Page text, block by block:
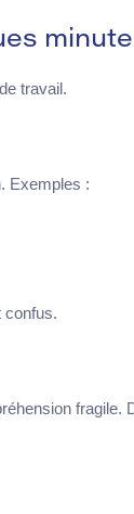
travail.
Exemples :
confus.
fragile.